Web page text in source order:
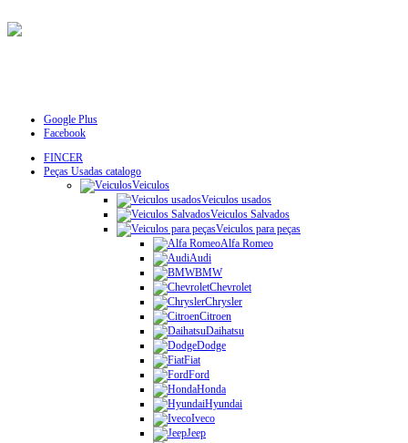
Google Plus
Facebook
FINCER
Peças Usadas catalogo
Veiculos
Veiculos usados
Veiculos Salvados
Veiculos para peças
Alfa Romeo
Audi
BMW
Chevrolet
Chrysler
Citroen
Daihatsu
Dodge
Fiat
Ford
Honda
Hyundai
Iveco
Jeep